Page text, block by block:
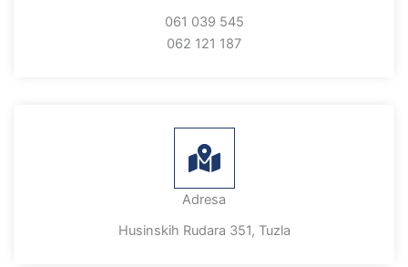
061 039 545
062 121 187
Adresa
Husinskih Rudara 351, Tuzla